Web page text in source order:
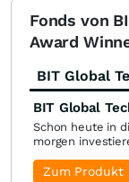
Fonds von
Award
BIT Global
BIT Global
Schon heute in
morgen
Zum Produkt